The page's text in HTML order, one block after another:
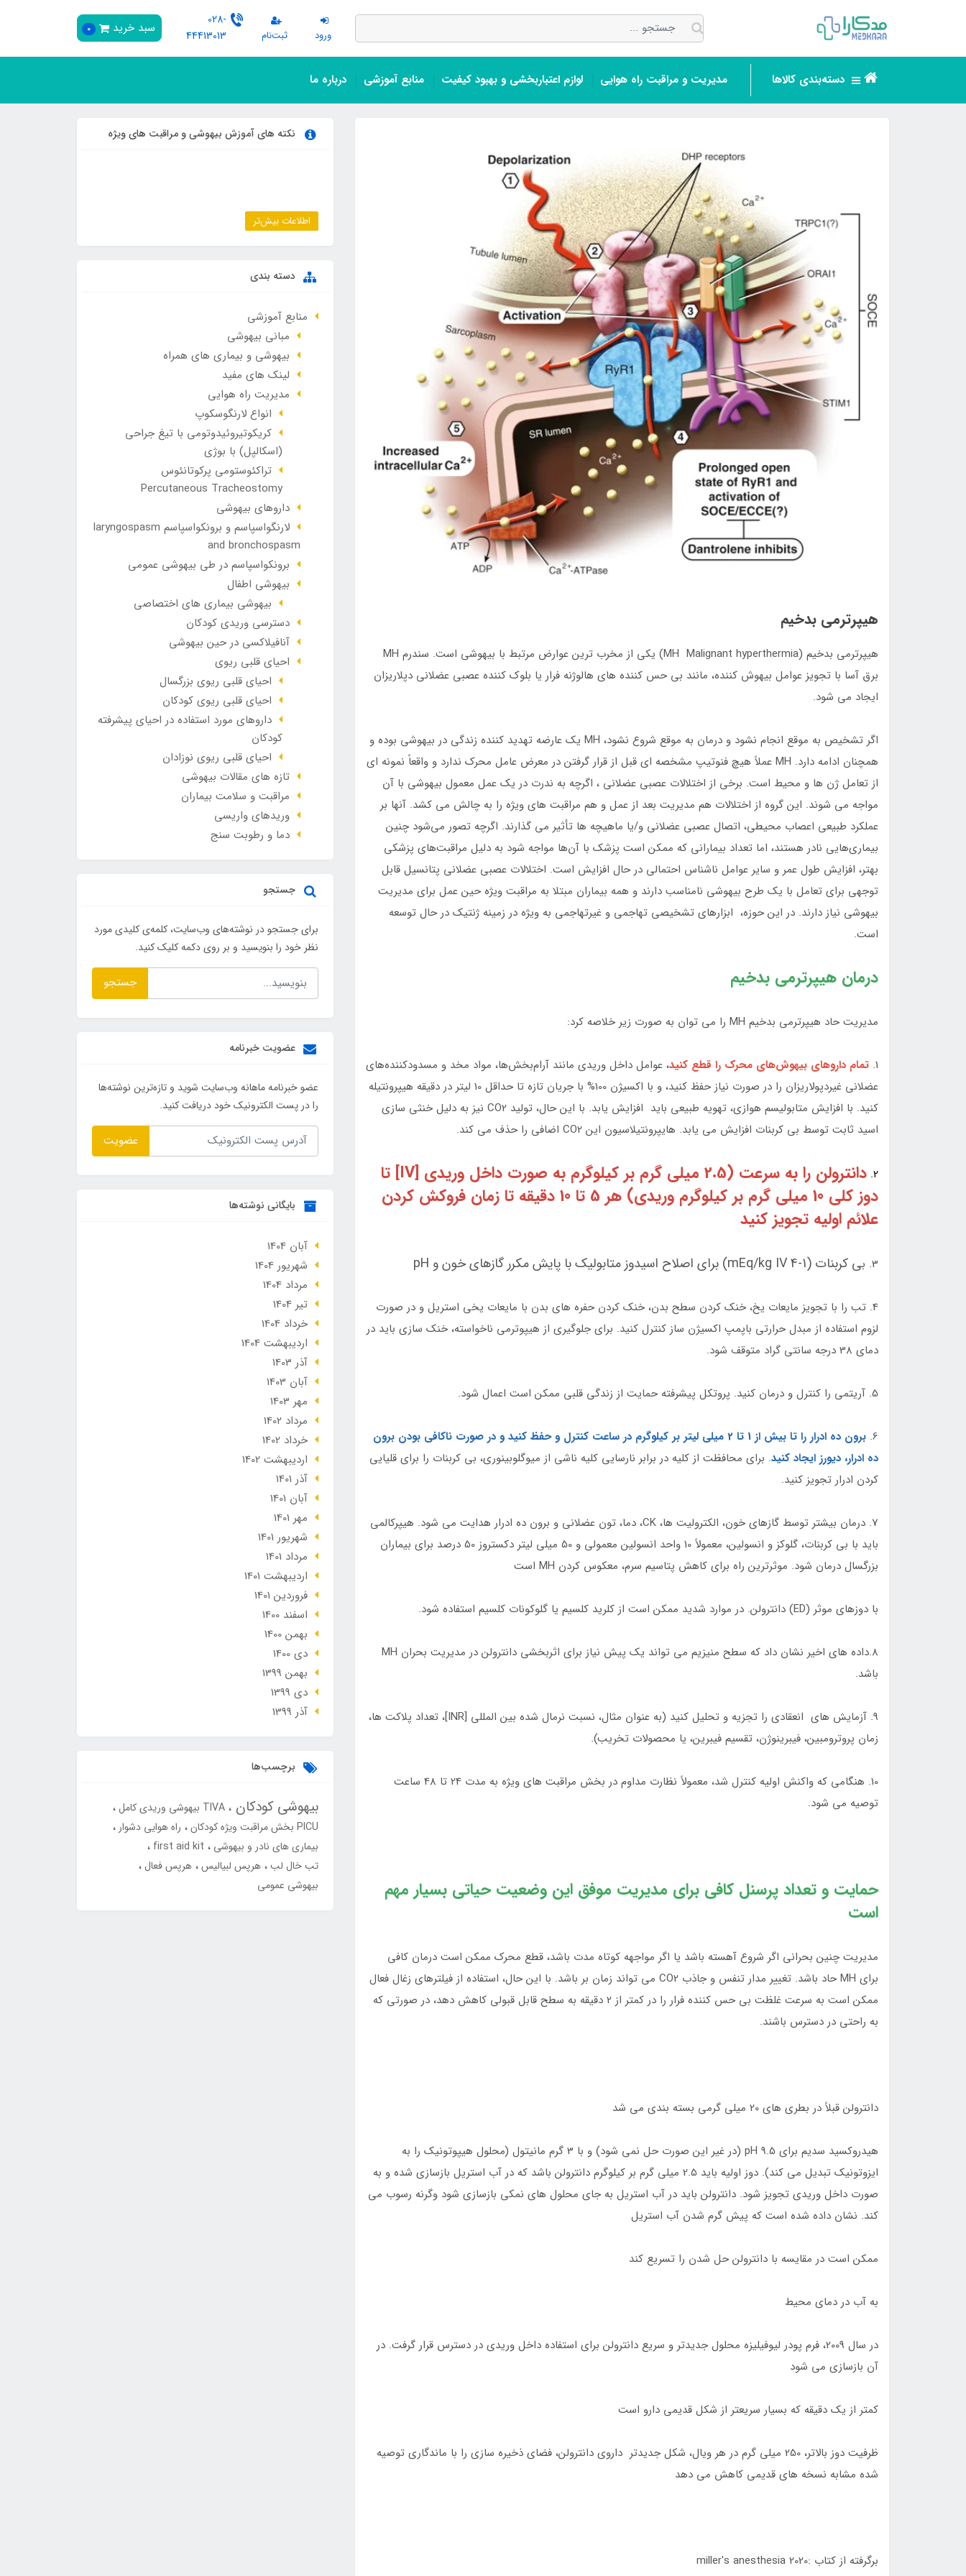
ورود ثبت‌نام
028-
44413013
سبد خرید 0
دسته‌بندی کالاها مدیریت و مراقبت راه هوایی لوازم اعتباربخشی و بهبود کیفیت منابع آموزشی درباره ما
هيپرترمي بدخيم
هيپرترمي بدخيم (MH Malignant hyperthermia) يکي از مخرب ترين عوارض مرتبط با بيهوشي است. سندرم MH
برق آسا با تجويز عوامل بيهوش کننده، مانند بي حس کننده هاي هالوژنه فرار يا بلوک کننده عصبي عضلاني دپلاريزان
ايجاد مي شود.
اگر تشخيص به موقع انجام نشود و درمان به موقع شروع نشود، MH يک عارضه تهديد کننده زندگي در بيهوشي بوده و
همچنان ادامه دارد. MH عملاً هيچ فنوتيپ مشخصه اي قبل از قرار گرفتن در معرض عامل محرک ندارد و واقعاً نمونه اي
از تعامل ژن ها و محيط است. برخي از اختلالات عصبي عضلاني ، اگرچه به ندرت در يک عمل معمول بيهوشي با آن
مواجه مي شوند. اين گروه از اختلالات هم مديريت بعد از عمل و هم مراقبت هاي ويژه را به چالش مي کشد. آنها بر
عملکرد طبيعي اعصاب محيطي، اتصال عصبي عضلاني و/يا ماهيچه ها تأثير مي گذارند. اگرچه تصور مي‌شود چنين
بيماري‌هايي نادر هستند، اما تعداد بيماراني که ممکن است پزشک با آن‌ها مواجه شود به دليل مراقبت‌هاي پزشکي
بهتر، افزايش طول عمر و ساير عوامل ناشناس احتمالي در حال افزايش است. اختلالات عصبي عضلاني پتانسيل قابل
توجهي براي تعامل با يک طرح بيهوشي نامناسب دارند و همه بيماران مبتلا به مراقبت ويژه حين عمل براي مديريت
بيهوشي نياز دارند. در اين حوزه، ابزارهاي تشخيصي تهاجمي و غيرتهاجمي به ويژه در زمينه ژنتيک در حال توسعه
است.
درمان هيپرترمی بدخيم
مدیریت حاد هیپرترمی بدخیم MH را می توان به صورت زیر خلاصه کرد:
1. تمام داروهای بیهوش‌های محرک را قطع کنید، عوامل داخل وریدی مانند آرام‌بخش‌ها، مواد مخد و مسدودکننده‌های
عضلانی غیردپولاریزان را در صورت نیاز حفظ کنید، و با اکسیژن 100% با جریان تازه تا حداقل 10 لیتر در دقیقه هیپرونتیله
کنید. با افزایش متابولیسم هوازی، تهویه طبیعی باید افزایش یابد. با این حال، تولید CO2 نیز به دلیل خنثی سازی
اسید ثابت توسط بی کربنات افزایش می یابد. هایپرونتیلاسیون این CO2 اضافی را حذف می کند.
2.
دانترولن را به سرعت (2.5 میلی گرم بر کیلوگرم به صورت داخل وریدی [IV] تا
دوز کلی 10 میلی گرم بر کیلوگرم وریدی) هر 5 تا 10 دقیقه تا زمان فروکش کردن
علائم اولیه تجویز کنید
3. ب ی کربنات (1-4 mEq/kg IV) برای اصلاح اسیدوز متابولیک با پایش مکرر گازهای خون و pH
4. تب را با تجویز مایعات یخ، خنک کردن سطح بدن، خنک کردن حفره های بدن با مایعات یخی استریل و در صورت
لزوم استفاده از مبدل حرارتی باپمپ اکسیژن ساز کنترل کنید. برای جلوگیری از هیپوترمی ناخواسته، خنک سازی باید در
دمای 38 درجه سانتی گراد متوقف شود.
5. آریتمی را کنترل و درمان کنید. پروتکل پیشرفته حمایت از زندگی قلبی ممکن است اعمال شود.
6.
برون ده ادرار را تا بیش از 1 تا 2 میلی لیتر بر کیلوگرم در ساعت کنترل و حفظ کنید و در صورت ناکافی بودن برون
ده ادرار، دیورز ایجاد کنید. برای محافظت از کلیه در برابر نارسایی کلیه ناشی از میوگلوبینوری، بی کربنات را برای قلیایی
کردن ادرار تجویز کنید.
7. درمان بیشتر توسط گازهای خون، الکترولیت ها، CK، دما، تون عضلانی و برون ده ادرار هدایت می شود. هیپرکالمی
باید با بی کربنات، گلوکز و انسولین، معمولاً 10 واحد انسولین معمولی و 50 میلی لیتر دکستروز 50 درصد برای بیماران
بزرگسال درمان شود. موثرترین راه برای کاهش پتاسیم سرم، معکوس کردن MH است
با دوزهای موثر (ED) دانترولن. در موارد شدید ممکن است از کلرید کلسیم یا گلوکونات کلسیم استفاده شود.
8.داده های اخیر نشان داد که سطح منیزیم می تواند یک پیش نیاز برای اثربخشی دانترولن در مدیریت بحران MH
باشد.
9. آزمایش های انعقادی را تجزیه و تحلیل کنید (به عنوان مثال، نسبت نرمال شده بین المللی [INR]، تعداد پلاکت ها،
زمان پروترومبین، فیبرینوژن، تقسیم فیبرین، یا محصولات تخریب).
10. هنگامی که واکنش اولیه کنترل شد، معمولاً نظارت مداوم در بخش مراقبت های ویژه به مدت 24 تا 48 ساعت
توصیه می شود.
حمایت و تعداد پرسنل کافی برای مدیریت موفق این وضعیت حیاتی بسیار مهم
است
مدیریت چنین بحرانی اگر شروع آهسته باشد یا اگر مواجهه کوتاه مدت باشد، قطع محرک ممکن است درمان کافی
برای MH حاد باشد. تغییر مدار تنفس و جاذب CO2 می تواند زمان بر باشد. با این حال، استفاده از فیلترهای زغال فعال
ممکن است به سرعت غلظت بی حس کننده فرار را در کمتر از 2 دقیقه به سطح قابل قبولی کاهش دهد، در صورتی که
به راحتی در دسترس باشند.
دانترولن قبلاً در بطری های 20 میلی گرمی بسته بندی می شد
هیدروکسید سدیم برای pH 9.5 (در غیر این صورت حل نمی شود) و با 3 گرم مانیتول (محلول هیپوتونیک را به
ایزوتونیک تبدیل می کند). دوز اولیه باید 2.5 میلی گرم بر کیلوگرم دانترولن باشد که در آب استریل بازسازی شده و به
صورت داخل وریدی تجویز شود. دانترولن باید در آب استریل به جای محلول های نمکی بازسازی شود وگرنه رسوب می
کند. نشان داده شده است که پیش گرم شدن آب استریل
ممکن است در مقایسه با دانترولن حل شدن را تسریع کند
به آب در دمای محیط
در سال 2009، فرم پودر لیوفیلیزه محلول جدیدتر و سریع دانترولن برای استفاده داخل وریدی در دسترس قرار گرفت. در
آن بازسازی می شود
کمتر از یک دقیقه که بسیار سریعتر از شکل قدیمی دارو است
ظرفیت دوز بالاتر، 250 میلی گرم در هر ویال، شکل جدیدتر داروی دانترولن، فضای ذخیره سازی را با ماندگاری توصیه
شده مشابه نسخه های قدیمی کاهش می دهد
برگرفته از کتاب :miller's anesthesia 2020
نکته های آموزش بیهوشی و مراقبت های ویژه
اطلاعات بیش‌تر
دسته بندی
منابع آموزشی
مبانی بیهوشی
بیهوشی و بیماری های همراه
لینک های مفید
مدیریت راه هوایی
انواع لارنگوسکوپ
کریکوتیروئیدوتومی با تیغ جراحی
(اسکالپل) با بوژی
تراکئوستومی پرکوتانئوس
Percutaneous Tracheostomy
داروهای بیهوشی
لارنگواسپاسم و برونکواسپاسم laryngospasm
and bronchospasm
برونکواسپاسم در طی بیهوشی عمومی
بیهوشی اطفال
بیهوشی بیماری های اختصاصی
دسترسی وریدی کودکان
آنافيلاکسی در حين بيهوشی
احیای قلبی ریوی
احیای قلبی ریوی بزرگسال
احیای قلبی ریوی کودکان
داروهای مورد استفاده در احیای پیشرفته
کودکان
احیای قلبی ریوی نوزادان
تازه های مقالات بیهوشی
مراقبت و سلامت بیماران
وريدهاي واريسي
دما و رطوبت سنج
جستجو
برای جستجو در نوشته‌های وب‌سایت، کلمه‌ی کلیدی مورد
نظر خود را بنویسید و بر روی دکمه کلیک کنید.
جستجو
عضویت خبرنامه
عضو خبرنامه ماهانه وب‌سایت شوید و تازه‌ترین نوشته‌ها
را در پست الکترونیک خود دریافت کنید.
عضویت
بایگانی نوشته‌ها
آبان 1404
شهریور 1404
مرداد 1404
تير 1404
خرداد 1404
ارديبهشت 1404
آذر 1403
آبان 1403
مهر 1403
مرداد 1402
خرداد 1402
ارديبهشت 1402
آذر 1401
آبان 1401
مهر 1401
شهریور 1401
مرداد 1401
ارديبهشت 1401
فروردین 1401
اسفند 1400
بهمن 1400
دی 1400
بهمن 1399
دی 1399
آذر 1399
برچسب‌ها
بیهوشی کودکان TIVA بیهوشی وریدی کامل
PICU بخش مراقبت ویژه کودکان
راه هوایی دشوار
بیماری های نادر و بیهوشی first aid kit
تب خال لب هرپس لبیالیس هرپس فعال
بیهوشی عمومی